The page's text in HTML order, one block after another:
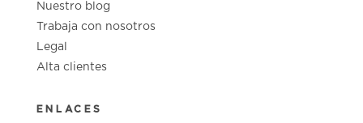
Nuestro blog
Trabaja con nosotros
Legal
Alta clientes
ENLACES